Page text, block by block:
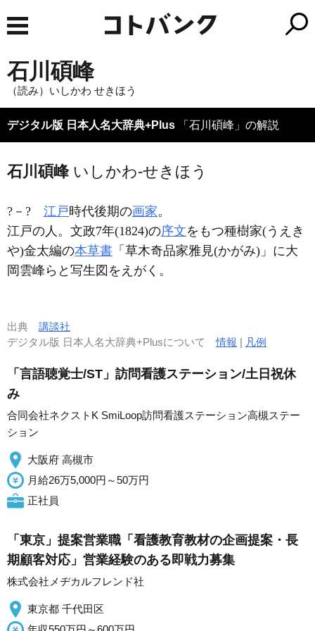
石川碩峰
（読み）いしかわ せきほう
デジタル版 日本人名大辞典+Plus 「石川碩峰」の解説
石川碩峰 いしかわ-せきほう
?－? 江戸時代後期の画家。
江戸の人。文政7年(1824)の序文をもつ種樹家(うえき
や)金太編の本草書 「草木奇品家雅見(かがみ)」に大
岡雲峰らと写生図をえがく。
出典 講談社
デジタル版 日本人名大辞典+Plusについて情報 | 凡例
「言語聴覚士/ST」訪問看護ステーション/土日祝休
み
合同会社ネクストK SmiLoop訪問看護ステーション高槻ステー
ション
大阪府 高槻市
月給26万5,000円～50万円
正社員
「東京」提案営業職「看護教育教材の企画提案・長
期顧客対応」営業経験のある即戦力募集
株式会社メヂカルフレンド社
東京都 千代田区